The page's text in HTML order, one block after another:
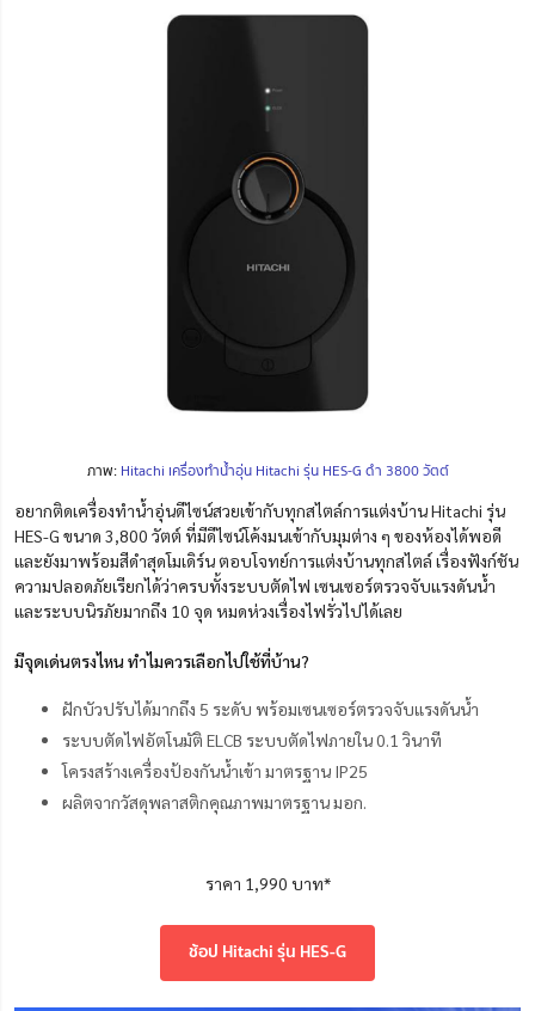
ภาพ: Hitachi เครื่องทำน้ำอุ่น Hitachi รุ่น HES-G ดำ 3800 วัตต์
อยากติดเครื่องทำน้ำอุ่นดีไซน์สวยเข้ากับทุกสไตล์การแต่งบ้าน Hitachi รุ่น
HES-G ขนาด 3,800 วัตต์ ที่มีดีไซน์โค้งมนเข้ากับมุมต่าง ๆ ของห้องได้พอดี
และยังมาพร้อมสีดำสุดโมเดิร์น ตอบโจทย์การแต่งบ้านทุกสไตล์ เรื่องฟังก์ชัน
ความปลอดภัยเรียกได้ว่าครบทั้งระบบตัดไฟ เซนเซอร์ตรวจจับแรงดันน้ำ
และระบบนิรภัยมากถึง 10 จุด หมดห่วงเรื่องไฟรั่วไปได้เลย
มีจุดเด่นตรงไหน ทำไมควรเลือกไปใช้ที่บ้าน?
ฝักบัวปรับได้มากถึง 5 ระดับ พร้อมเซนเซอร์ตรวจจับแรงดันน้ำ
ระบบตัดไฟอัตโนมัติ ELCB ระบบตัดไฟภายใน 0.1 วินาที
โครงสร้างเครื่องป้องกันน้ำเข้า มาตรฐาน IP25
ผลิตจากวัสดุพลาสติกคุณภาพมาตรฐาน มอก.
ราคา 1,990 บาท*
ช้อป Hitachi รุ่น HES-G